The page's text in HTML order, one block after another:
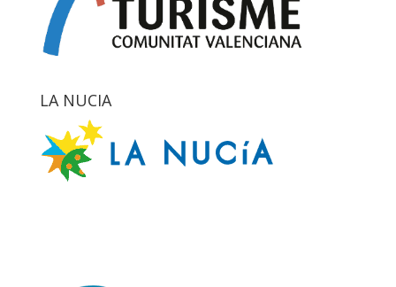
LA NUCIA